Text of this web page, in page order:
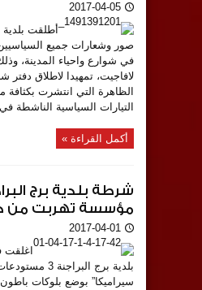
2017-04-05
أطلقت بلدية
صور وشعارات جميع
في شوارع واحياء المدينة،
لافاجيت، تمهيدا لاطلاق
الظاهرة التي انتشرت
التيارات السياسية الناشطة
أكمل القراءة »
شرطة بلدية برج
مؤسسة تهربت من
2017-04-01
اغلقت
بلدية برج
سيراميكا” بوضع بلوكات